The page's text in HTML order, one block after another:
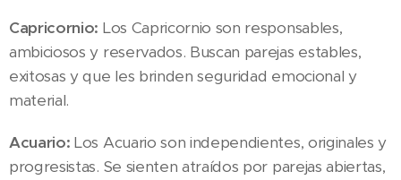
Capricornio: Los Capricornio son responsables,
ambiciosos y reservados. Buscan parejas estables,
exitosas y que les brinden seguridad emocional y
material.
Acuario: Los Acuario son independientes, originales y
progresistas. Se sienten atraídos por parejas abiertas,